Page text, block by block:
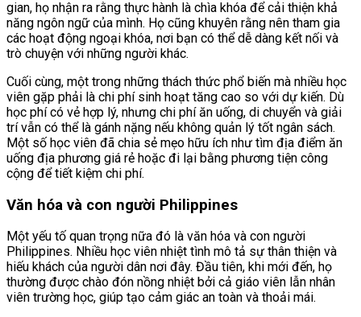
gian, họ nhận ra rằng thực hành là chìa khóa để cải thiện khả
năng ngôn ngữ của mình. Họ cũng khuyên rằng nên tham gia
các hoạt động ngoại khóa, nơi bạn có thể dễ dàng kết nối và
trò chuyện với những người khác.
Cuối cùng, một trong những thách thức phổ biến mà nhiều học
viên gặp phải là chi phí sinh hoạt tăng cao so với dự kiến. Dù
học phí có vẻ hợp lý, nhưng chi phí ăn uống, di chuyển và giải
trí vẫn có thể là gánh nặng nếu không quản lý tốt ngân sách.
Một số học viên đã chia sẻ mẹo hữu ích như tìm địa điểm ăn
uống địa phương giá rẻ hoặc đi lại bằng phương tiện công
cộng để tiết kiệm chi phí.
Văn hóa và con người Philippines
Một yếu tố quan trọng nữa đó là văn hóa và con người
Philippines. Nhiều học viên nhiệt tình mô tả sự thân thiện và
hiếu khách của người dân nơi đây. Đầu tiên, khi mới đến, họ
thường được chào đón nồng nhiệt bởi cả giáo viên lẫn nhân
viên trường học, giúp tạo cảm giác an toàn và thoải mái.